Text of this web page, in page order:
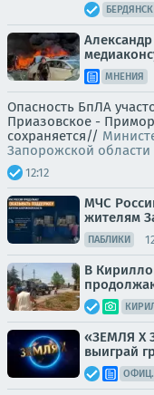
БЕРДЯНСК
МНЕНИЯ
Опасность БпЛА
Приазовское -
сохраняется//
Запорожской области
12:12
МЧС
жителям
ПАБЛИКИ
В
«ЗЕМЛЯ Х
выиграй
ОФИЦ.